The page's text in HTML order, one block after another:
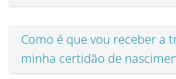
Como é que vou receber a
minha certidão de